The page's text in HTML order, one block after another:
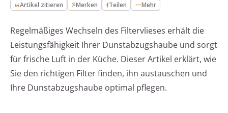
Artikel zitieren Merken Teilen Mehr
Regelmäßiges Wechseln des Filtervlieses erhält die
Leistungsfähigkeit Ihrer Dunstabzugshaube und sorgt
für frische Luft in der Küche. Dieser Artikel erklärt, wie
Sie den richtigen Filter finden, ihn austauschen und
Ihre Dunstabzugshaube optimal pflegen.